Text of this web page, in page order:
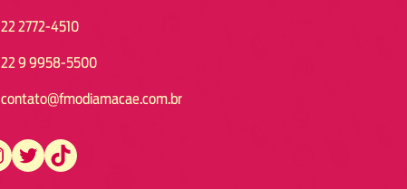
22 2772-4510
22 9 9958-5500
contato@fmodiamacae.com.br
https://twitter.com/fmodia.macae/ https://www.tiktok.com/@fmodia.macae